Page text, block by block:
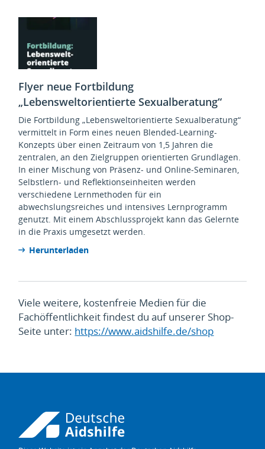
Flyer neue Fortbildung
„Lebensweltorientierte Sexualberatung“
Die Fortbildung „Lebensweltorientierte Sexualberatung“
vermittelt in Form eines neuen Blended-Learning-
Konzepts über einen Zeitraum von 1,5 Jahren die
zentralen, an den Zielgruppen orientierten Grundlagen.
In einer Mischung von Präsenz- und Online-Seminaren,
Selbstlern- und Reflektionseinheiten werden
verschiedene Lernmethoden für ein
abwechslungsreiches und intensives Lernprogramm
genutzt. Mit einem Abschlussprojekt kann das Gelernte
in die Praxis umgesetzt werden.
Herunterladen
Viele weitere, kostenfreie Medien für die
Fachöffentlichkeit findest du auf unserer Shop-
Seite unter: https://www.aidshilfe.de/shop